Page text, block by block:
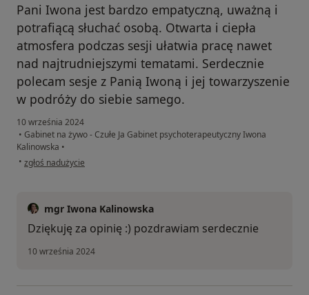
Pani Iwona jest bardzo empatyczną, uważną i
potrafiącą słuchać osobą. Otwarta i ciepła
atmosfera podczas sesji ułatwia pracę nawet
nad najtrudniejszymi tematami. Serdecznie
polecam sesje z Panią Iwoną i jej towarzyszenie
w podróży do siebie samego.
10 września 2024
• Gabinet na żywo - Czułe Ja Gabinet psychoterapeutyczny Iwona
Kalinowska •
• w opinii użytkownika Leon
zgłoś nadużycie
mgr Iwona Kalinowska
Dziękuję za opinię :) pozdrawiam serdecznie
10 września 2024